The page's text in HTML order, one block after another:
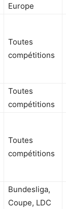
Europe
Toutes
compétitions
Toutes
compétitions
Toutes
compétitions
Bundesliga,
Coupe, LDC